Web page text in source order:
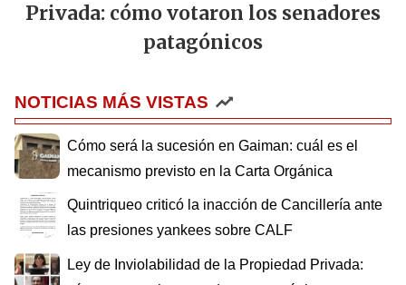
Privada: cómo votaron los senadores
patagónicos
NOTICIAS MÁS VISTAS
Cómo será la sucesión en Gaiman: cuál es el
mecanismo previsto en la Carta Orgánica
Quintriqueo criticó la inacción de Cancillería ante
las presiones yankees sobre CALF
Ley de Inviolabilidad de la Propiedad Privada: